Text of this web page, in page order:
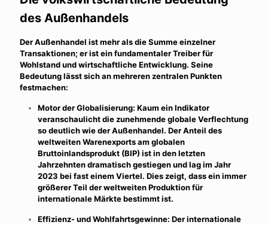
des Außenhandels
Der Außenhandel ist mehr als die Summe einzelner
Transaktionen; er ist ein fundamentaler Treiber für
Wohlstand und wirtschaftliche Entwicklung. Seine
Bedeutung lässt sich an mehreren zentralen Punkten
festmachen:
Motor der Globalisierung: Kaum ein Indikator
veranschaulicht die zunehmende globale Verflechtung
so deutlich wie der Außenhandel. Der Anteil des
weltweiten Warenexports am globalen
Bruttoinlandsprodukt (BIP) ist in den letzten
Jahrzehnten dramatisch gestiegen und lag im Jahr
2023 bei fast einem Viertel. Dies zeigt, dass ein immer
größerer Teil der weltweiten Produktion für
internationale Märkte bestimmt ist.
Effizienz- und Wohlfahrtsgewinne: Der internationale